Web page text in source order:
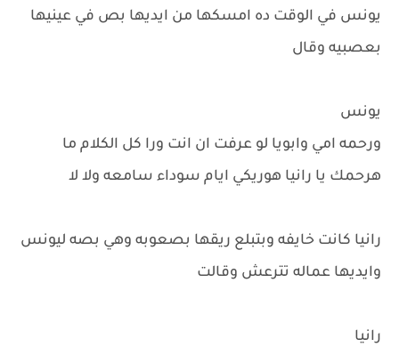
يونس في الوقت ده امسكها من ايديها بص في عينيها
بعصبيه وقال
يونس
ورحمه امي وابويا لو عرفت ان انت ورا كل الكلام ما
هرحمك يا رانيا هوريكي ايام سوداء سامعه ولا لا
رانيا كانت خايفه وبتبلع ريقها بصعوبه وهي بصه ليونس
وايديها عماله تترعش وقالت
رانيا